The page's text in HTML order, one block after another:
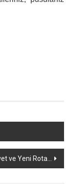
ve Yeni Rota…